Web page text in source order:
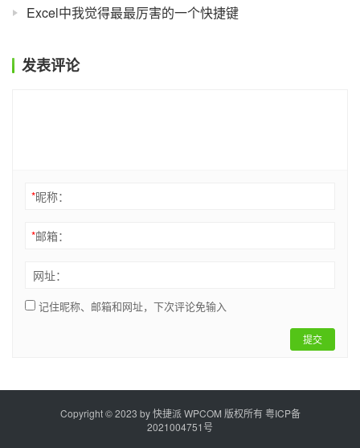
Excel中我觉得最最厉害的一个快捷键
发表评论
*昵称：
*邮箱：
网址：
记住昵称、邮箱和网址，下次评论免输入
提交
Copyright © 2023 by快捷派WPCOM 版权所有粤ICP备
2021004751号